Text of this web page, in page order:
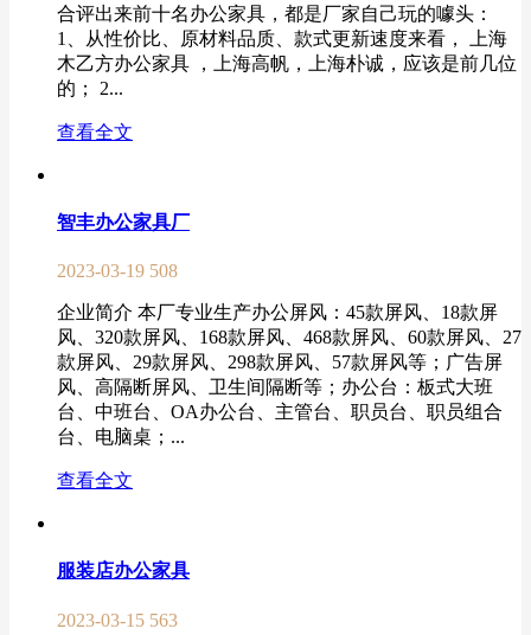
合评出来前十名办公家具，都是厂家自己玩的噱头：
1、从性价比、原材料品质、款式更新速度来看， 上海
木乙方办公家具 ，上海高帆，上海朴诚，应该是前几位
的； 2...
查看全文
智丰办公家具厂
2023-03-19 508
企业简介 本厂专业生产办公屏风：45款屏风、18款屏
风、320款屏风、168款屏风、468款屏风、60款屏风、27
款屏风、29款屏风、298款屏风、57款屏风等；广告屏
风、高隔断屏风、卫生间隔断等；办公台：板式大班
台、中班台、OA办公台、主管台、职员台、职员组合
台、电脑桌；...
查看全文
服装店办公家具
2023-03-15 563